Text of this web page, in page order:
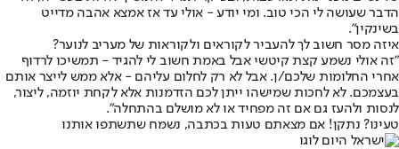
הדבר שעושה לי הכי טוב. ומי יודע - אולי עד אז אמצא אהבה מדייט
בשינקין".
איזה מסר חשוב לך להעביר לקוראים ולקוראות של מעריב לנוער?
"זה אולי נשמע קצת קיטשי אבל באמת חשוב לי להגיד - תמשיכו לרדוף
אחרי החלומות שלכם/ן. אבל לא רק לחלום עליהם - אלא ממש לייצר אותם
בעצמכם. לא לחכות שמישהו ייתן לכם הזדמנות אלא לקחת יוזמה, ליצור,
לנסות ולהעז גם אם זה מפחיד או לא מושלם בהתחלה".
טעינו? נתקן! אם מצאתם טעות בכתבה, נשמח שתשתפו אותנו